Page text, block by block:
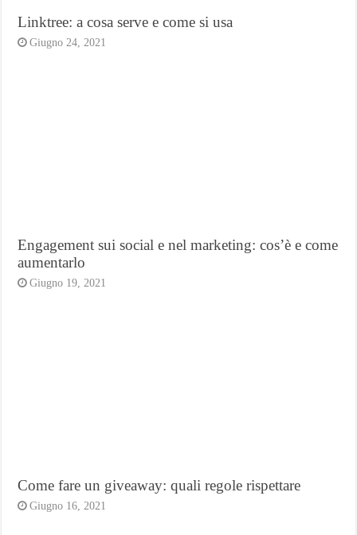
Linktree: a cosa serve e come si usa
Giugno 24, 2021
Engagement sui social e nel marketing: cos’è e come
aumentarlo
Giugno 19, 2021
Come fare un giveaway: quali regole rispettare
Giugno 16, 2021